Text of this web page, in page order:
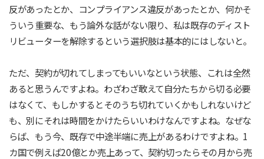
反があったとか、コンプライアンス違反があったとか、何かそ
ういう重要な、もう論外な話がない限り、私は既存のディスト
リビューターを解除するという選択肢は基本的にはしないと。
ただ、契約が切れてしまってもいいなという状態、これは全然
あると思うんですよね。わざわざ敢えて自分たちから切る必要
はなくて、もしかするとそのうち切れていくかもしれないけど
も、別にそれは時間をかけたらいいわけなんですよね。なぜな
らば、もう今、既存で中途半端に売上があるわけですよね。1
カ国で例えば20億とか売上あって、契約切ったらその月から売